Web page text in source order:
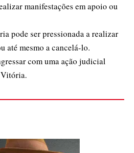
manifestações em apoio ou
pode ser pressionada a realizar
até mesmo a cancelá-lo.
com uma ação judicial